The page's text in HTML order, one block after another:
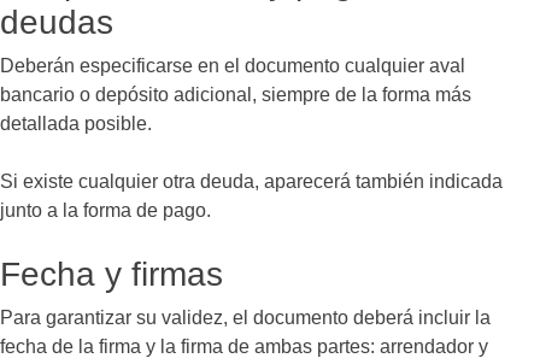
deudas
Deberán especificarse en el documento cualquier aval
bancario o depósito adicional, siempre de la forma más
detallada posible.
Si existe cualquier otra deuda, aparecerá también indicada
junto a la forma de pago.
Fecha y firmas
Para garantizar su validez, el documento deberá incluir la
fecha de la firma y la firma de ambas partes: arrendador y